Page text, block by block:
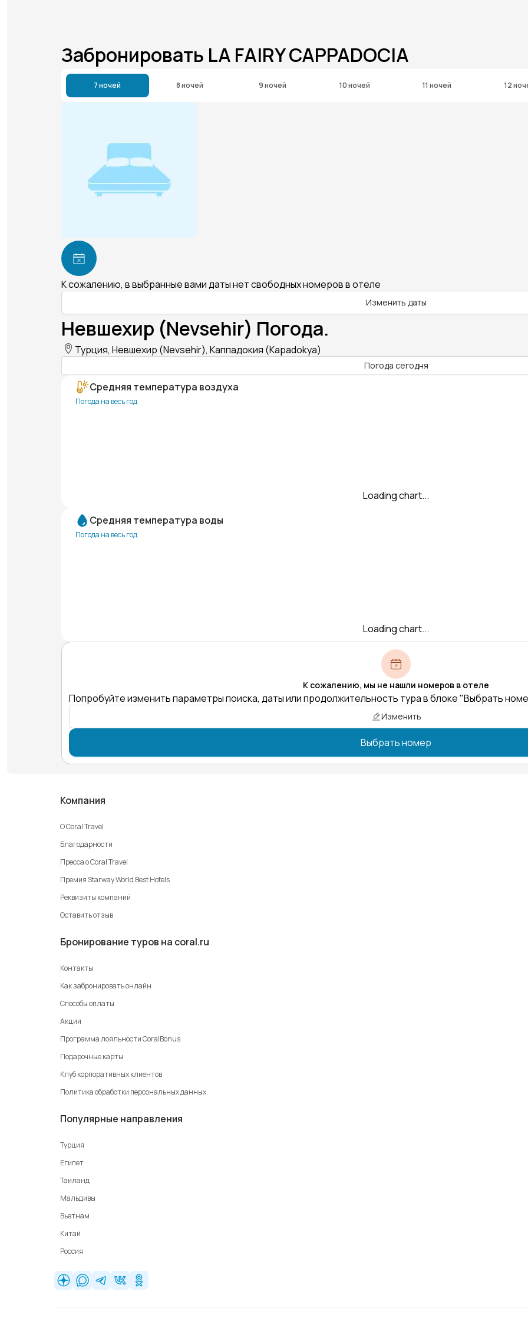
Забронировать LA FAIRY CAPPADOCIA
7 ночей 8 ночей 9 ночей 10 ночей 11 ночей 12
К сожалению, в выбранные вами даты нет свободных номеров в отеле
Изменить даты
Невшехир (Nevsehir) Погода.
Турция, Невшехир (Nevsehir), Каппадокия (Kapadokya)
Погода сегодня
Средняя температура воздуха
Погода на весь год
Loading chart...
Средняя температура воды
Погода на весь год
Loading chart...
К сожалению, мы не нашли номеров в отеле
Попробуйте изменить параметры поиска, даты или продолжительность тура в блоке "Выбрать
Изменить
Выбрать номер
Компания
О Coral Travel
Благодарности
Пресса о Coral Travel
Премия Starway World Best Hotels
Реквизиты компаний
Оставить отзыв
Бронирование туров на coral.ru
Контакты
Как забронировать онлайн
Способы оплаты
Акции
Программа лояльности CoralBonus
Подарочные карты
Клуб корпоративных клиентов
Политика обработки персональных данных
Популярные направления
Турция
Египет
Таиланд
Мальдивы
Вьетнам
Китай
Россия